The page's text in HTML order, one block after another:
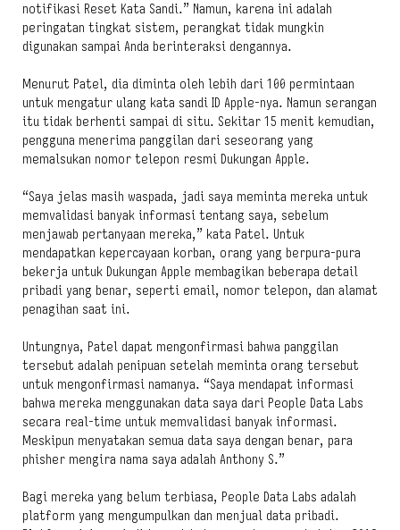
notifikasi Reset Kata Sandi.” Namun, karena ini adalah
peringatan tingkat sistem, perangkat tidak mungkin
digunakan sampai Anda berinteraksi dengannya.
Menurut Patel, dia diminta oleh lebih dari 100 permintaan
untuk mengatur ulang kata sandi ID Apple-nya. Namun serangan
itu tidak berhenti sampai di situ. Sekitar 15 menit kemudian,
pengguna menerima panggilan dari seseorang yang
memalsukan nomor telepon resmi Dukungan Apple.
“Saya jelas masih waspada, jadi saya meminta mereka untuk
memvalidasi banyak informasi tentang saya, sebelum
menjawab pertanyaan mereka,” kata Patel. Untuk
mendapatkan kepercayaan korban, orang yang berpura-pura
bekerja untuk Dukungan Apple membagikan beberapa detail
pribadi yang benar, seperti email, nomor telepon, dan alamat
penagihan saat ini.
Untungnya, Patel dapat mengonfirmasi bahwa panggilan
tersebut adalah penipuan setelah meminta orang tersebut
untuk mengonfirmasi namanya. “Saya mendapat informasi
bahwa mereka menggunakan data saya dari People Data Labs
secara real-time untuk memvalidasi banyak informasi.
Meskipun menyatakan semua data saya dengan benar, para
phisher mengira nama saya adalah Anthony S.”
Bagi mereka yang belum terbiasa, People Data Labs adalah
platform yang mengumpulkan dan menjual data pribadi.